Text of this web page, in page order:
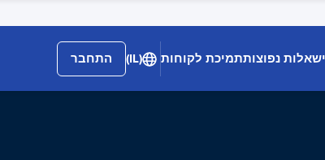
שאלות נפוצותתמיכת לקוחות (IL) התחבר